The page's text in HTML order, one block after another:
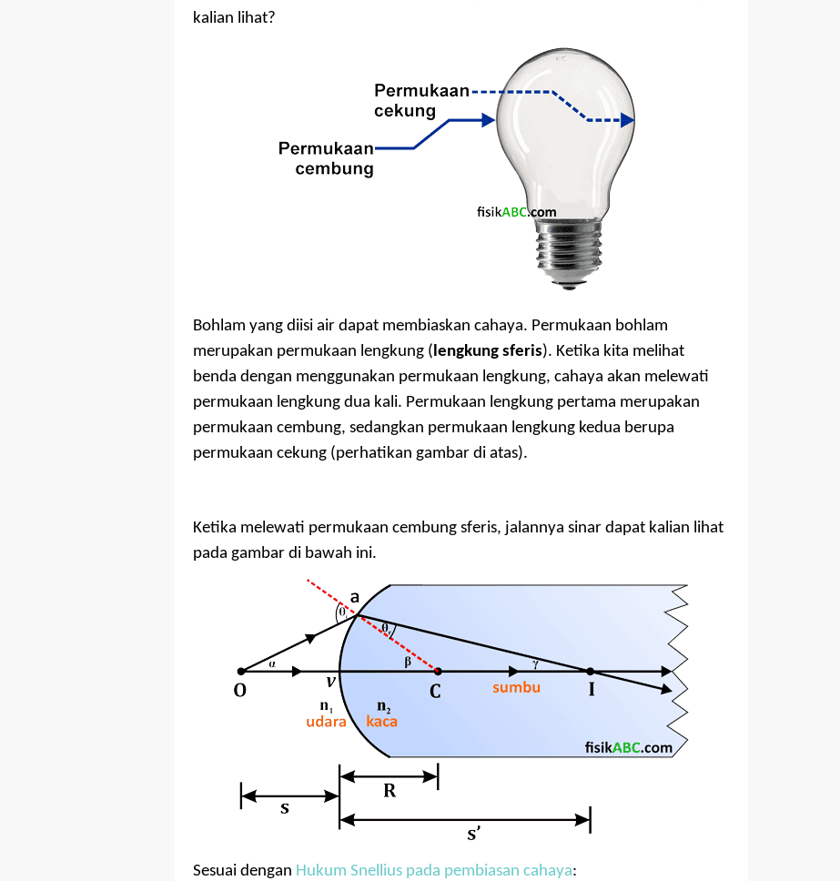
kalian lihat?
Bohlam yang diisi air dapat membiaskan cahaya. Permukaan bohlam
merupakan permukaan lengkung ( lengkung sferis). Ketika kita melihat
benda dengan menggunakan permukaan lengkung, cahaya akan melewati
permukaan lengkung dua kali. Permukaan lengkung pertama merupakan
permukaan cembung, sedangkan permukaan lengkung kedua berupa
permukaan cekung (perhatikan gambar di atas).
Ketika melewati permukaan cembung sferis, jalannya sinar dapat kalian lihat
pada gambar di bawah ini.
Sesuai dengan Hukum Snellius pada pembiasan cahaya: